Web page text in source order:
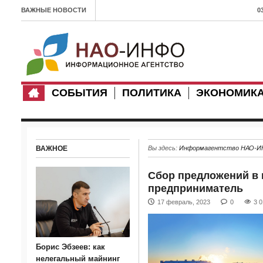
ВАЖНЫЕ НОВОСТИ
СОБЫТИЯ ПОЛИТИКА
Вы здесь: Информагентство НАО-
Сбор предложений в
предприниматель
17 февраль, 2023 0 3
ВАЖНОЕ
Борис Эбзеев: как
нелегальный майнинг